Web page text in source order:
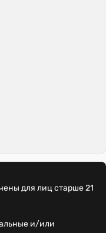
для лиц старше 21
и/или